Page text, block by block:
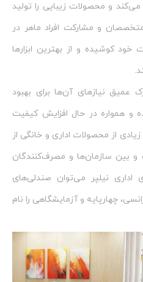
و محصولات زیبایی را تولید
و مشارکت افراد ماهر در
کوشیده و از بهترین ابزارها
عمیق نیازهای آن‌ها برای بهبود
همواره در حال افزایش کیفیت
از محصولات اداری و خانگی از
و بین سازمان‌ها و مصرف‌کنندگان
اداری نیلپر می‌توان صندلی‌های
چهارپایه و آزمایشگاهی را نام